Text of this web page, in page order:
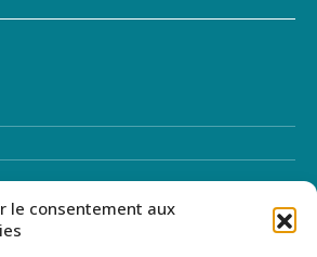
le consentement aux